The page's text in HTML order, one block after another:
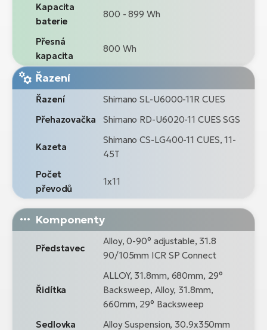
Kapacita
baterie
800 - 899 Wh
Přesná
kapacita
800 Wh
Řazení
Řazení
Shimano SL-U6000-11R CUES
Přehazovačka
Shimano RD-U6020-11 CUES SGS
Kazeta
Shimano CS-LG400-11 CUES, 11-
45T
Počet
převodů
1x11
Komponenty
Představec
Alloy, 0-90° adjustable, 31.8
90/105mm ICR SP Connect
Řidítka
ALLOY, 31.8mm, 680mm, 29°
Backsweep, Alloy, 31.8mm,
660mm, 29° Backsweep
Sedlovka
Alloy Suspension, 30.9x350mm